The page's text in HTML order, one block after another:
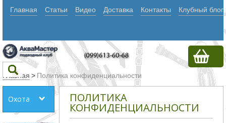
Главная Статьи Видео Доставка Контакты Клубный блог
Главная > Политика конфиденциальности
Охота ПОЛИТИКА
КОНФИДЕНЦИАЛЬНОСТИ